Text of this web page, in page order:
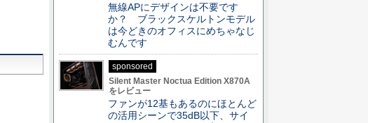
無線APにデザインは不要です
か？ ブラックスケルトンモデル
は今どきのオフィスにめちゃなじ
むんです
sponsored
Silent Master Noctua Edition X870A
をレビュー
ファンが12基もあるのにほとんど
の活用シーンで35dB以下、サイ